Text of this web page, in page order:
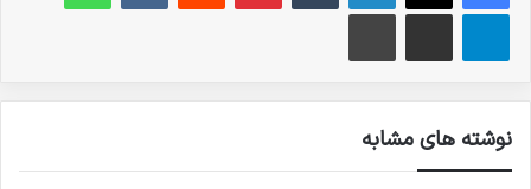
تلگرام اشتراک گذاری از طریق ایمیل چاپ
نوشته های مشابه